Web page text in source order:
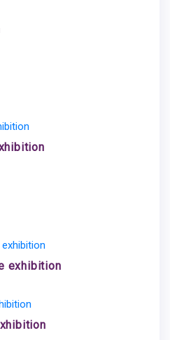
exhibition